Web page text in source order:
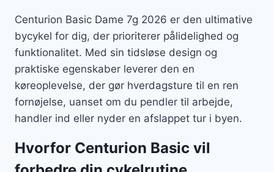
Centurion Basic Dame 7g 2026 er den ultimative
bycykel for dig, der prioriterer pålidelighed og
funktionalitet. Med sin tidsløse design og
praktiske egenskaber leverer den en
køreoplevelse, der gør hverdagsture til en ren
fornøjelse, uanset om du pendler til arbejde,
handler ind eller nyder en afslappet tur i byen.
Hvorfor Centurion Basic vil